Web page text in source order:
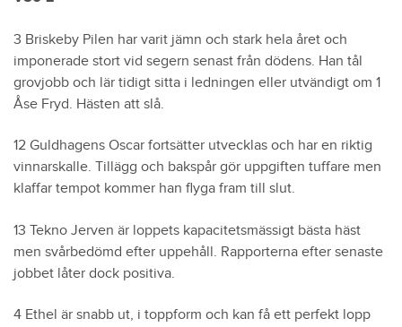
3 Briskeby Pilen har varit jämn och stark hela året och
imponerade stort vid segern senast från dödens. Han tål
grovjobb och lär tidigt sitta i ledningen eller utvändigt om 1
Åse Fryd. Hästen att slå.
12 Guldhagens Oscar fortsätter utvecklas och har en riktig
vinnarskalle. Tillägg och bakspår gör uppgiften tuffare men
klaffar tempot kommer han flyga fram till slut.
13 Tekno Jerven är loppets kapacitetsmässigt bästa häst
men svårbedömd efter uppehåll. Rapporterna efter senaste
jobbet låter dock positiva.
4 Ethel är snabb ut, i toppform och kan få ett perfekt lopp